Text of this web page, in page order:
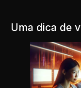
Uma dica de